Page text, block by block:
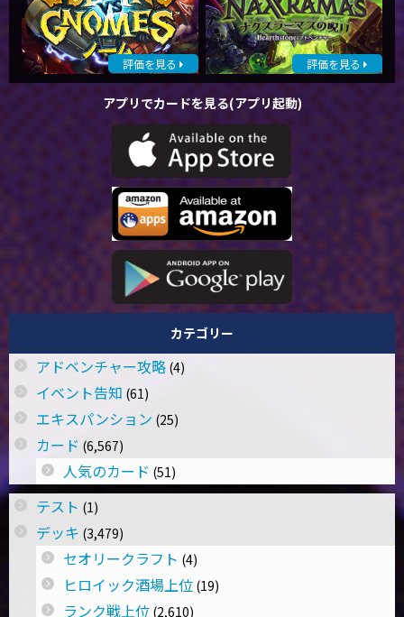
評価を見る 評価を見る
アプリでカードを見る(アプリ起動)
カテゴリー
アドベンチャー攻略 (4)
イベント告知 (61)
エキスパンション (25)
カード (6,567)
人気のカード (51)
テスト (1)
デッキ (3,479)
セオリークラフト (4)
ヒロイック酒場上位 (19)
ランク戦上位 (2,610)